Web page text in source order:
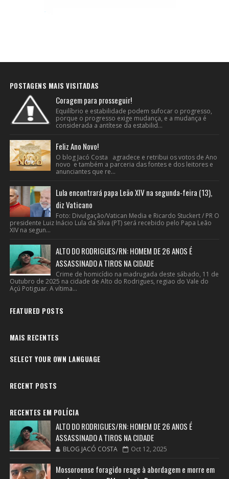
POSTAGENS MAIS VISITADAS
Coragem para prosseguir!
Equilíbrio e estabilidade podem sufocar o progresso,
porque o progresso exige mudança, e a mudança é
considerada a antítese da estabilid...
Feliz Ano Novo!
O blog Jacó Costa agradece e retribui os votos de Ano
novo e também a parceria das fontes e dos leitores e
anunciantes que re...
Lula encontrará papa Leão XIV na segunda-feira (13),
diz Vaticano
Foto: Divulgação/Vatican Media e Ricardo Stuckert / PR O
presidente Luiz Inácio Lula da Silva (PT) será recebido pelo Papa Leão
XIV na segun...
ALTO DO RODRIGUES/RN: HOMEM DE 26 ANOS É
ASSASSINADO A TIROS NA CIDADE
Crime de homicídio na madrugada deste sábado, 11 de
Outubro de 2025 na cidade de Alto do Rodrigues, regiao do Vale do
Açú Potiguar. A vítima...
FEATURED POSTS
MAIS RECENTES
SELECT YOUR OWN LANGUAGE
RECENT POSTS
RECENTES EM POLÍCIA
ALTO DO RODRIGUES/RN: HOMEM DE 26 ANOS É
ASSASSINADO A TIROS NA CIDADE
BLOG JACÓ COSTA Oct 12, 2025
Mossoroense foragido reage à abordagem e morre em